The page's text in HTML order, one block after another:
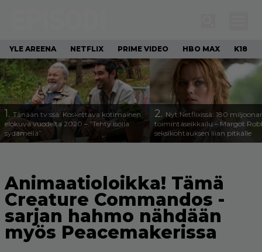
YLE AREENA NETFLIX PRIME VIDEO HBO MAX K18
1. Tänään tv:ssä: Koskettava kotimainen
elokuva vuodelta 2020 – ”Tehty isolla
sydämellä”
2. Nyt Netflixissä: 180
toimintaseikkailu – Margot
seksikohtauksen liian pitkälle
Animaatioloikka! Tämä
Creature Commandos -
sarjan hahmo nähdään
myös Peacemakerissa